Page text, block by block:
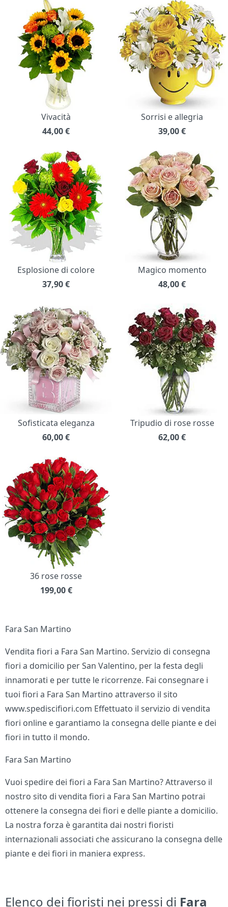
Vivacità
44,00€
Sorrisi e allegria
39,00€
Esplosione di colore
37,90€
Magico momento
48,00€
Sofisticata eleganza
60,00€
Tripudio di rose rosse
62,00€
36 rose rosse
199,00 €
Fara San Martino
Vendita fiori a Fara San Martino. Servizio di consegna
fiori a domicilio per San Valentino, per la festa degli
innamorati e per tutte le ricorrenze. Fai consegnare i
tuoi fiori a Fara San Martino attraverso il sito
www.spediscifiori.com Effettuato il servizio di vendita
fiori online e garantiamo la consegna delle piante e dei
fiori in tutto il mondo.
Fara San Martino
Vuoi spedire dei fiori a Fara San Martino? Attraverso il
nostro sito di vendita fiori a Fara San Martino potrai
ottenere la consegna dei fiori e delle piante a domicilio.
La nostra forza è garantita dai nostri fioristi
internazionali associati che assicurano la consegna delle
piante e dei fiori in maniera express.
Elenco dei fioristi nei pressi di Fara